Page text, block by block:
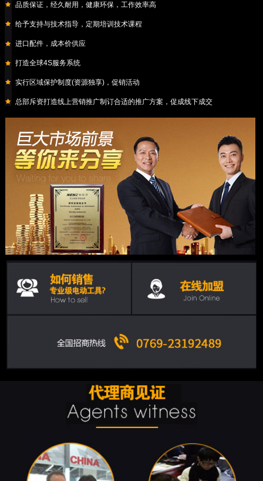
品质保证，经久耐用，健康环保，工作效率高
给予支持与技术指导，定期培训技术课程
进口配件，成本价供应
打造全球4S服务系统
实行区域保护制度(资源独享)，促销活动
总部斥资打造线上营销推广制订合适的推广方案，促成线下成交